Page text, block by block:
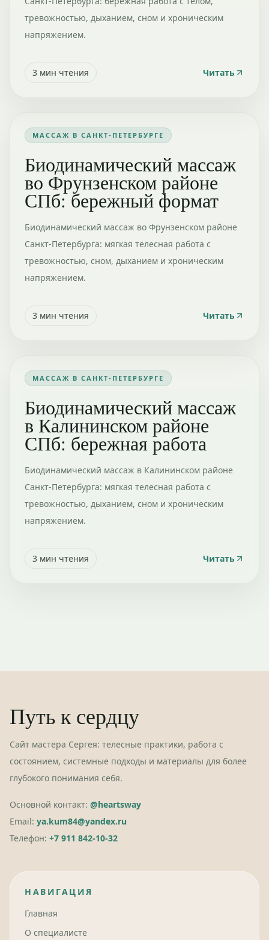
тревожностью, дыханием, сном и хроническим
напряжением.
3 мин чтения Читать
МАССАЖ В САНКТ-ПЕТЕРБУРГЕ
Биодинамический массаж
во Фрунзенском районе
СПб: бережный формат
Биодинамический массаж во Фрунзенском районе
Санкт-Петербурга: мягкая телесная работа с
тревожностью, сном, дыханием и хроническим
напряжением.
3 мин чтения Читать
МАССАЖ В САНКТ-ПЕТЕРБУРГЕ
Биодинамический массаж
в Калининском районе
СПб: бережная работа
Биодинамический массаж в Калининском районе
Санкт-Петербурга: мягкая телесная работа с
тревожностью, дыханием, сном и хроническим
напряжением.
3 мин чтения Читать
Путь к сердцу
Сайт мастера Сергея: телесные практики, работа с
состоянием, системные подходы и материалы для более
глубокого понимания себя.
Основной контакт: @heartsway
Email: ya.kum84@yandex.ru
Телефон: +7 911 842-10-32
НАВИГАЦИЯ
Главная
О специалисте